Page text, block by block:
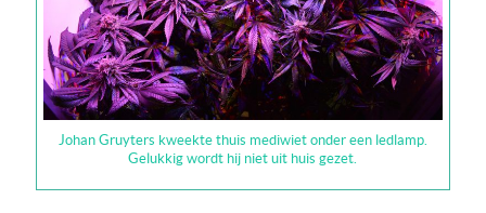
Johan Gruyters kweekte thuis mediwiet onder een ledlamp.
Gelukkig wordt hij niet uit huis gezet.